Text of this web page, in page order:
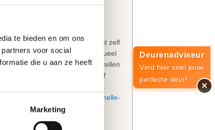
te bieden en om ons
voor social
die u aan ze heeft
Marketing
insteekslot. Je kiest zelf
voor de deurkruk en eventueel
ompatentboutgatenmee te bestellen
het deurbeslag zonder boren of
paumelle-
Deurenadviseur
Vind hier snel jouw
perfecte deur!
×